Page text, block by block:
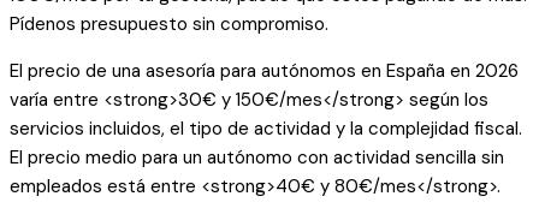
Pídenos presupuesto sin compromiso.
El precio de una asesoría para autónomos en España en 2026
varía entre <strong>30€ y 150€/mes</strong> según los
servicios incluidos, el tipo de actividad y la complejidad fiscal.
El precio medio para un autónomo con actividad sencilla sin
empleados está entre <strong>40€ y 80€/mes</strong>.